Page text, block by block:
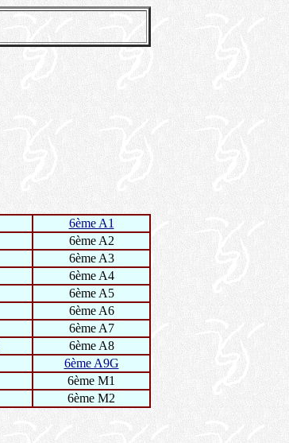
6ème A1
6ème A2
6ème A3
6ème A4
6ème A5
6ème A6
6ème A7
6ème A8
6ème A9G
6ème M1
6ème M2